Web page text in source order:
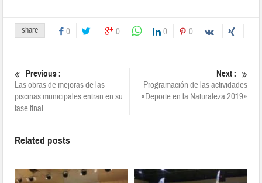
share 0 0 0 0
Previous :
Las obras de mejoras de las
piscinas municipales entran en su
fase final
Next :
Programación de las actividades
«Deporte en la Naturaleza 2019»
Related posts